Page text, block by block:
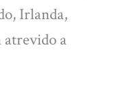
Irlanda,
atrevido a